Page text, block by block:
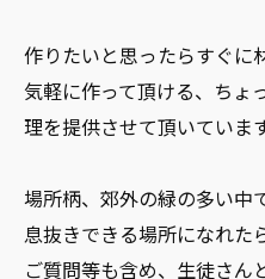
作りたいと思ったらすぐに
気軽に作って頂ける、ちょ
理を提供させて頂いています
場所柄、郊外の緑の多い中
息抜きできる場所になれた
ご質問等も含め、生徒さん